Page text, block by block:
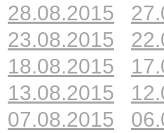
28.08.2015
23.08.2015
18.08.2015
13.08.2015
07.08.2015